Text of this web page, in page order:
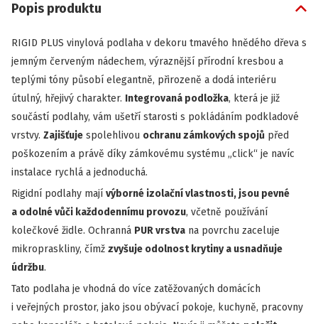
Popis produktu
RIGID PLUS vinylová podlaha v dekoru tmavého hnědého dřeva s
jemným červeným nádechem, výraznější přírodní kresbou a
teplými tóny působí elegantně, přirozeně a dodá interiéru
útulný, hřejivý charakter. Integrovaná podložka, která je již
součástí podlahy, vám ušetří starosti s pokládáním podkladové
vrstvy. Zajišťuje spolehlivou ochranu zámkových spojů před
poškozením a právě díky zámkovému systému „click“ je navíc
instalace rychlá a jednoduchá.
Rigidní podlahy mají výborné izolační vlastnosti, jsou pevné
a odolné vůči každodennímu provozu, včetně používání
kolečkové židle. Ochranná PUR vrstva na povrchu zaceluje
mikropraskliny, čímž zvyšuje odolnost krytiny a usnadňuje
údržbu.
Tato podlaha je vhodná do více zatěžovaných domácích
i veřejných prostor, jako jsou obývací pokoje, kuchyně, pracovny